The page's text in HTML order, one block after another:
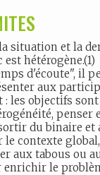
hétérogène.(1)
d'écoute", il
aux
: les objectifs
penser
du binaire et
le contexte
aux tabous ou
le